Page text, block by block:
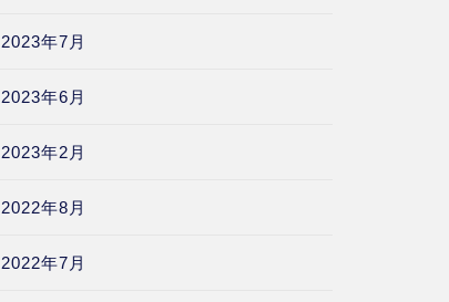
2023年7月
2023年6月
2023年2月
2022年8月
2022年7月